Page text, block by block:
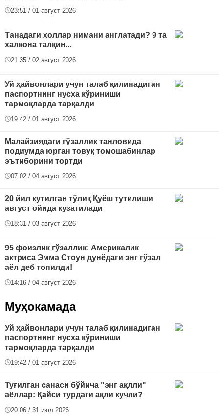
23:51 / 01 август 2026
Танадаги холлар нимани англатади? 9 та
халқона талқин...
21:35 / 02 август 2026
Уй ҳайвонлари учун талаб қилинадиган
паспортнинг нусха кўриниши
тармоқларда тарқалди
19:42 / 01 август 2026
Малайзиядаги гўзаллик танловида
подиумда юрган товуқ томошабинлар
эътиборини тортди
07:02 / 04 август 2026
20 йил кутилган тўлиқ Қуёш тутилиши
август ойида кузатилади
18:31 / 03 август 2026
95 фоизлик гўзаллик: Америкалик
актриса Эмма Стоун дунёдаги энг гўзал
аёл деб топилди!
14:16 / 04 август 2026
Муҳокамада
Уй ҳайвонлари учун талаб қилинадиган
паспортнинг нусха кўриниши
тармоқларда тарқалди
19:42 / 01 август 2026
Туғилган санаси бўйича "энг ақлли"
аёллар: Қайси турдаги ақли кучли?
20:06 / 31 июл 2026